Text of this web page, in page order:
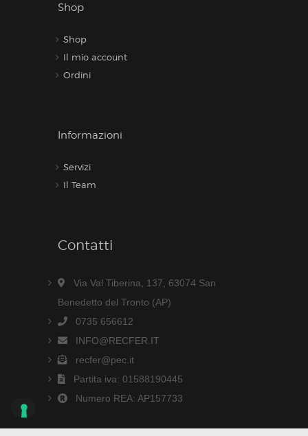
Shop
Shop
Il mio account
Ordini
Informazioni
Servizi
Il Team
Contatti
Via Val Tiberina, 137, 63074 San
Benedetto del Tronto (AP)
0735 656612
INFO@RECFER.IT
recfer@pec.it
Partita iva: 01588190445
Numero REA: AP157733